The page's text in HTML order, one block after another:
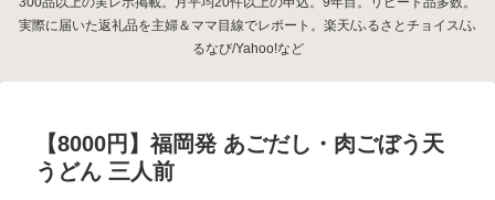
実際に届いた返礼品を主婦＆ママ目線でレポート。楽天/ふるさとチョイス/ふ
るなび/Yahoo!など
【8000円】福岡発 あごだし・肉ごぼう天
うどん 三人前